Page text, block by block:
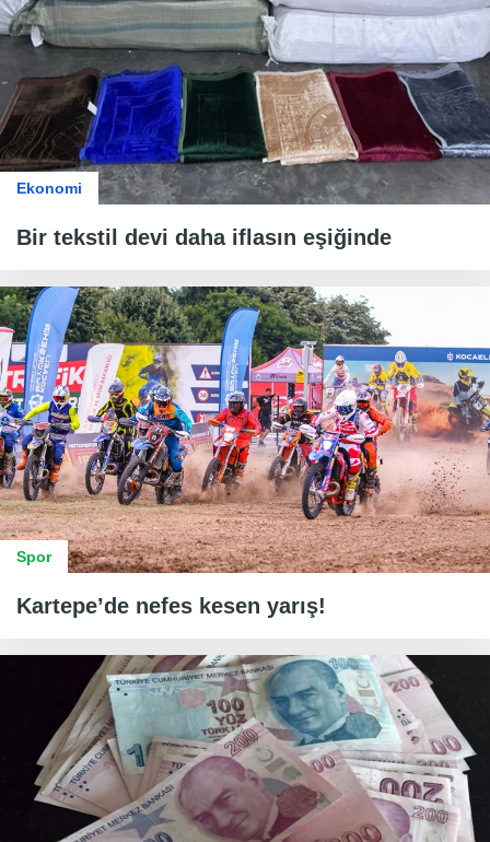
Ekonomi
Bir tekstil devi daha iflasın eşiğinde
Spor
Kartepe’de nefes kesen yarış!